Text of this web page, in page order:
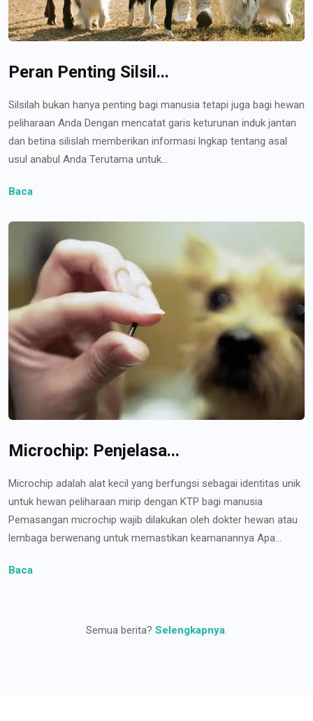
Peran Penting Silsil...
Silsilah bukan hanya penting bagi manusia tetapi juga bagi hewan
peliharaan Anda Dengan mencatat garis keturunan induk jantan
dan betina silislah memberikan informasi lngkap tentang asal
usul anabul Anda Terutama untuk...
Baca
Microchip: Penjelasa...
Microchip adalah alat kecil yang berfungsi sebagai identitas unik
untuk hewan peliharaan mirip dengan KTP bagi manusia
Pemasangan microchip wajib dilakukan oleh dokter hewan atau
lembaga berwenang untuk memastikan keamanannya Apa...
Baca
Semua berita? Selengkapnya